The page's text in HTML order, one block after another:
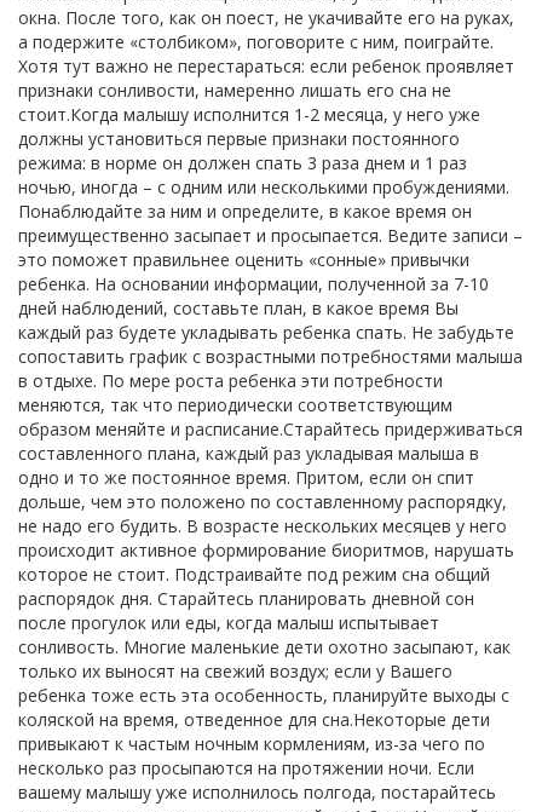
окна. После того, как он поест, не укачивайте его на руках,
а подержите «столбиком», поговорите с ним, поиграйте.
Хотя тут важно не перестараться: если ребенок проявляет
признаки сонливости, намеренно лишать его сна не
стоит.Когда малышу исполнится 1-2 месяца, у него уже
должны установиться первые признаки постоянного
режима: в норме он должен спать 3 раза днем и 1 раз
ночью, иногда – с одним или несколькими пробуждениями.
Понаблюдайте за ним и определите, в какое время он
преимущественно засыпает и просыпается. Ведите записи –
это поможет правильнее оценить «сонные» привычки
ребенка. На основании информации, полученной за 7-10
дней наблюдений, составьте план, в какое время Вы
каждый раз будете укладывать ребенка спать. Не забудьте
сопоставить график с возрастными потребностями малыша
в отдыхе. По мере роста ребенка эти потребности
меняются, так что периодически соответствующим
образом меняйте и расписание.Старайтесь придерживаться
составленного плана, каждый раз укладывая малыша в
одно и то же постоянное время. Притом, если он спит
дольше, чем это положено по составленному распорядку,
не надо его будить. В возрасте нескольких месяцев у него
происходит активное формирование биоритмов, нарушать
которое не стоит. Подстраивайте под режим сна общий
распорядок дня. Старайтесь планировать дневной сон
после прогулок или еды, когда малыш испытывает
сонливость. Многие маленькие дети охотно засыпают, как
только их выносят на свежий воздух; если у Вашего
ребенка тоже есть эта особенность, планируйте выходы с
коляской на время, отведенное для сна.Некоторые дети
привыкают к частым ночным кормлениям, из-за чего по
несколько раз просыпаются на протяжении ночи. Если
вашему малышу уже исполнилось полгода, постарайтесь